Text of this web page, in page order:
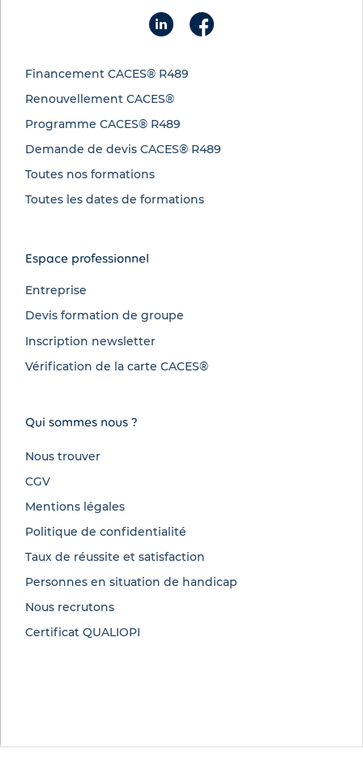
Financement CACES® R489
Renouvellement CACES®
Programme CACES® R489
Demande de devis CACES® R489
Toutes nos formations
Toutes les dates de formations
Qui sommes nous ?
Nous trouver
CGV
Mentions légales
Politique de confidentialité
Taux de réussite et satisfaction
Personnes en situation de handicap
Nous recrutons
Certificat QUALIOPI
Espace professionnel
Entreprise
Devis formation de groupe
Inscription newsletter
Vérification de la carte CACES®